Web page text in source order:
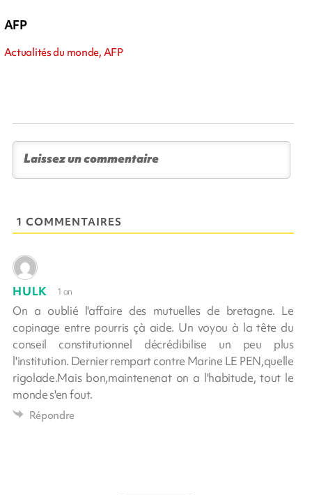
AFP
Actualités du monde, AFP
1 COMMENTAIRES
HULK 1 an
On a oublié l'affaire des mutuelles de bretagne. Le
copinage entre pourris çà aide. Un voyou à la tête du
conseil constitutionnel décrédibilise un peu plus
l'institution. Dernier rempart contre Marine LE PEN,quelle
rigolade.Mais bon,maintenenat on a l'habitude, tout le
monde s'en fout.
Répondre